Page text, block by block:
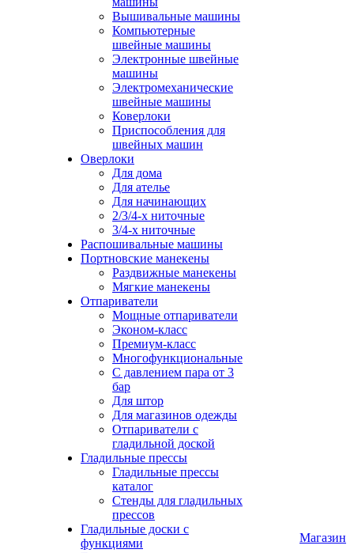
Вышивальные машины
Компьютерные
швейные машины
Электронные швейные
машины
Электромеханические
швейные машины
Коверлоки
Приспособления для
швейных машин
Оверлоки
Для дома
Для ателье
Для начинающих
2/3/4-х ниточные
3/4-х ниточные
Распошивальные машины
Портновские манекены
Раздвижные манекены
Мягкие манекены
Отпариватели
Мощные отпариватели
Эконом-класс
Премиум-класс
Многофункциональные
С давлением пара от 3
бар
Для штор
Для магазинов одежды
Отпариватели с
гладильной доской
Гладильные прессы
Гладильные прессы
каталог
Стенды для гладильных
прессов
Гладильные доски с
функциями
Магазин